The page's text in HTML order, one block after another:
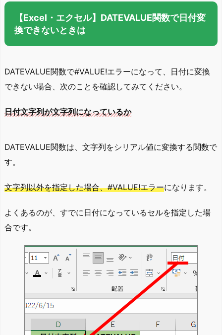
【Excel・エクセル】DATEVALUE関数で日付変
換できないときは
DATEVALUE関数で#VALUE!エラーになって、日付に変換
できない場合、次のことを確認してみてください。
日付文字列が文字列になっているか
DATEVALUE関数は、文字列をシリアル値に変換する関数で
す。
文字列以外を指定した場合、#VALUE!エラーになります。
よくあるのが、すでに日付になっているセルを指定した場
合です。